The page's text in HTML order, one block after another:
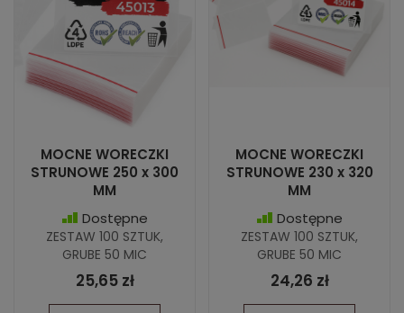
MOCNE WORECZKI
STRUNOWE 250 x 300
MM
Dostępne
ZESTAW 100 SZTUK,
GRUBE 50 MIC
25,65 zł
MOCNE WORECZKI
STRUNOWE 230 x 320
MM
Dostępne
ZESTAW 100 SZTUK,
GRUBE 50 MIC
24,26 zł